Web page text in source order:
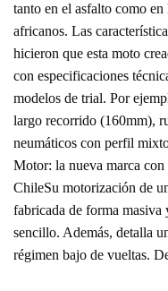
tanto en el asfalto como
africanos. Las
hicieron que esta moto
con especificaciones
modelos de trial. Por
largo recorrido (160mm),
neumáticos con perfil
Motor: la nueva marca
ChileSu motorización de
fabricada de forma masiva
sencillo. Además, detalla
régimen bajo de vueltas.